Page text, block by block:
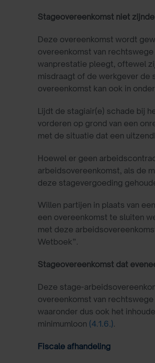
Stageovereenkomst niet
Deze overeenkomst wordt
overeenkomst van
wanprestatie pleegt, oftewel
misdraagt of de werkgever de
overeenkomst kan ook in
Lijdt de stagiair(e) schade bij
vorderen op grond van een
met de situatie dat een
Hoewel er geen
arbeidsovereenkomst, als de
deze stagevergoeding
Willen partijen in plaats van
een overeenkomst te sluiten
met deze
Wetboek”.
Stageovereenkomst dat
Deze stage-
overeenkomst van rechtswege
waaronder dus ook het
minimumloon (4.1.6.).
Fiscale afhandeling